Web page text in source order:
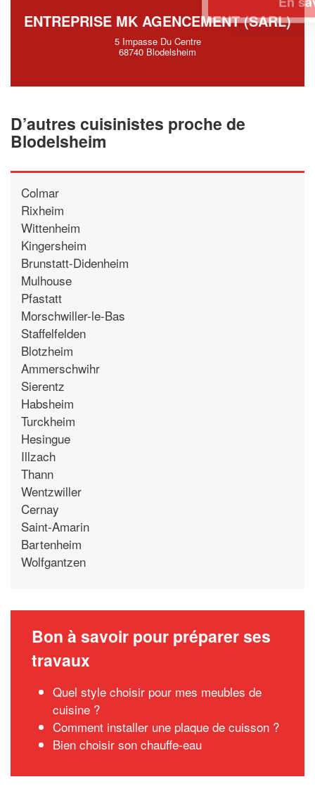
ENTREPRISE MK AGENCEMENT (SARL)
5 Impasse Du Centre
68740 Blodelsheim
D’autres cuisinistes proche de
Blodelsheim
Colmar
Rixheim
Wittenheim
Kingersheim
Brunstatt-Didenheim
Mulhouse
Pfastatt
Morschwiller-le-Bas
Staffelfelden
Blotzheim
Ammerschwihr
Sierentz
Habsheim
Turckheim
Hesingue
Illzach
Thann
Wentzwiller
Cernay
Saint-Amarin
Bartenheim
Wolfgantzen
Bon à savoir pour préparer ses
travaux
Quel style choisir pour mes meubles de
cuisine ?
Comment installer une plaque de cuisson ?
Bien choisir son chauffe-eau